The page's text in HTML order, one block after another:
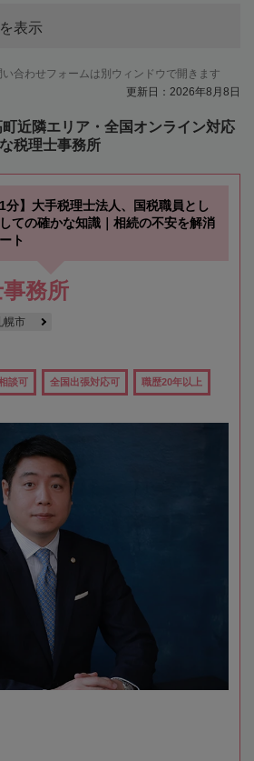
表示
合わせフォームは別ウィンドウで開きます
更新日：2026年8月8日
近隣エリア・全国オンライン対応
税理士事務所
分】大手税理士法人、国税職員とし
ての確かな知識｜相続の不安を解消
ト
務所
幌市
談可 全国出張対応可 職歴20年以上